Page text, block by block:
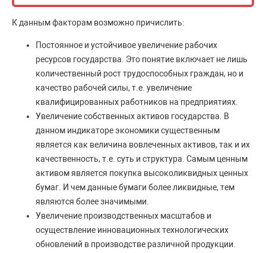
К данным факторам возможно причислить:
Постоянное и устойчивое увеличение рабочих
ресурсов государства. Это понятие включает не лишь
количественный рост трудоспособных граждан, но и
качество рабочей силы, т.е. увеличение
квалифицированных работников на предприятиях.
Увеличение собственных активов государства. В
данном индикаторе экономики существенным
является как величина вовлеченных активов, так и их
качественность, т.е. суть и структура. Самым ценным
активом является покупка высоколиквидных ценных
бумаг. И чем данные бумаги более ликвидные, тем
являются более значимыми.
Увеличение производственных масштабов и
осуществление инновационных технологических
обновлений в производстве различной продукции.